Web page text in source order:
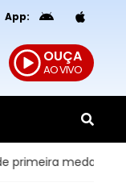
App:
OUÇA
AO VIVO
paralímpica do